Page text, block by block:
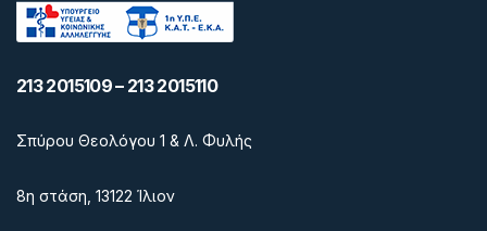
213 2015109 – 213 2015110
Σπύρου Θεολόγου 1 & Λ. Φυλής
8η στάση, 13122 Ίλιον